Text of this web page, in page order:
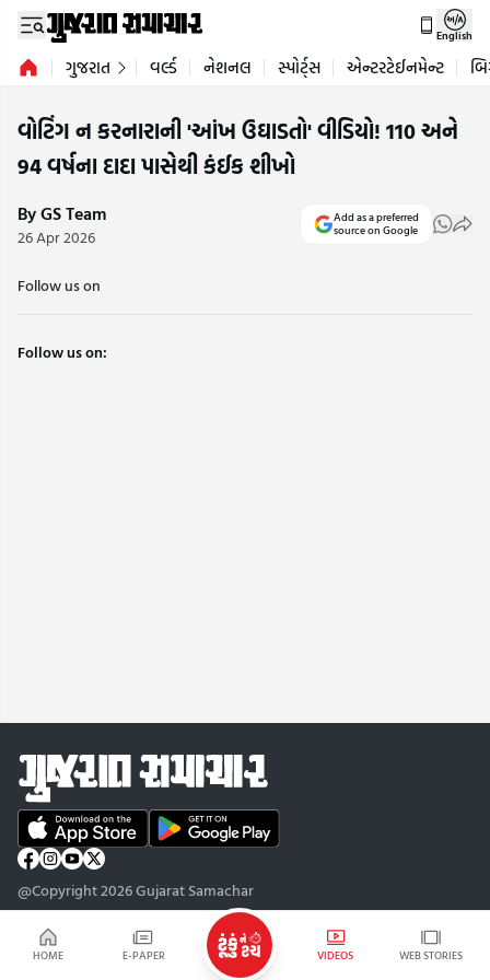
HOME E-PAPER VIDEOS WEB STORIES
English
ગુજરાત વર્લ્ડ નેશનલ સ્પોર્ટ્સ એન્ટરટેઈનમેન્ટ
વોટિંગ ન કરનારાની 'આંખ ઉઘાડતો' વીડિયો! 110 અને
94 વર્ષના દાદા પાસેથી કંઈક શીખો
By GS Team
26 Apr 2026
Add as a preferred
source on Google
Follow us on
Follow us on:
@Copyright 2026 Gujarat Samachar